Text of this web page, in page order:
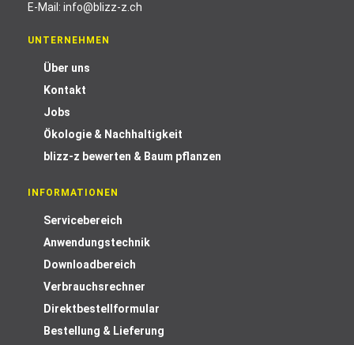
E-Mail: info@blizz-z.ch
UNTERNEHMEN
Über uns
Kontakt
Jobs
Ökologie & Nachhaltigkeit
blizz-z bewerten & Baum pflanzen
INFORMATIONEN
Servicebereich
Anwendungstechnik
Downloadbereich
Verbrauchsrechner
Direktbestellformular
Bestellung & Lieferung